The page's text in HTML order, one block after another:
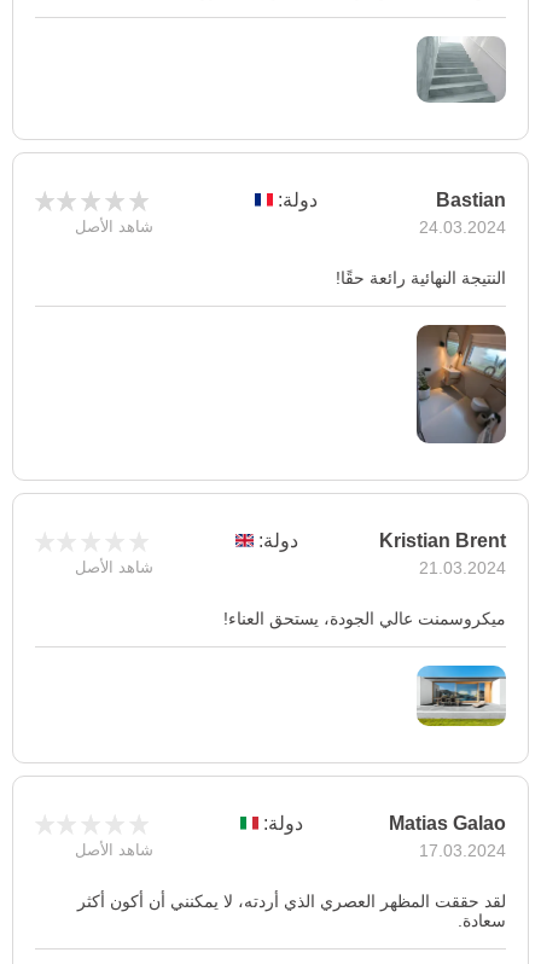
Bastian
24.03.2024
دولة:
شاهد الأصل
النتيجة النهائية رائعة حقًا!
Kristian Brent
21.03.2024
دولة:
شاهد الأصل
ميكروسمنت عالي الجودة، يستحق العناء!
Matias Galao
17.03.2024
دولة:
شاهد الأصل
لقد حققت المظهر العصري الذي أردته، لا يمكنني أن أكون أكثر
سعادة.